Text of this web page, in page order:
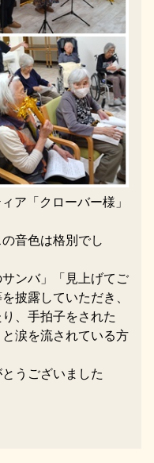
ア「クローバー様」
音色は格別でし
サンバ」「見上げてご
披露していただき、
、手拍子をされた
涙を流されている方
うございました